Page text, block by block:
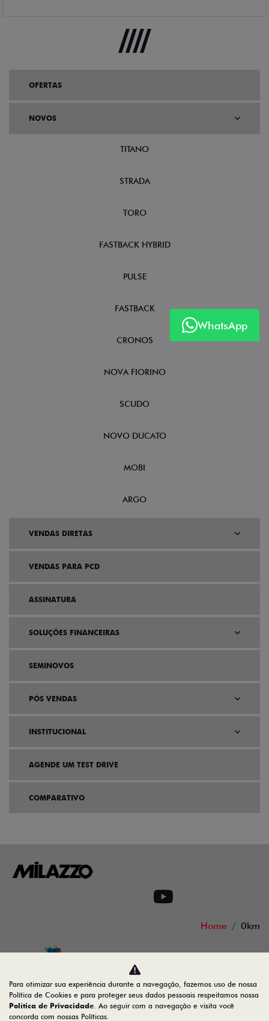
WhatsApp
OFERTAS
NOVOS
TITANO
STRADA
TORO
FASTBACK HYBRID
PULSE
FASTBACK
CRONOS
NOVA FIORINO
SCUDO
NOVO DUCATO
MOBI
ARGO
VENDAS DIRETAS
VENDAS PARA PCD
ASSINATURA
SOLUÇÕES FINANCEIRAS
SEMINOVOS
PÓS VENDAS
INSTITUCIONAL
AGENDE UM TEST DRIVE
COMPARATIVO
Home 0km
08.547.329/0001-89
Para otimizar sua experiência durante a navegação, fazemos uso de nossa
Política de Cookies e para proteger seus dados pessoais respeitamos nossa
Política de Privacidade. Ao seguir com a navegação e visita você
concorda com nossas Políticas.